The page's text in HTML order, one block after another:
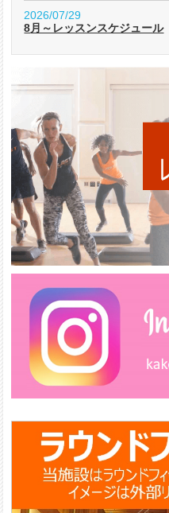
2026/07/29
8月～レッスンスケジュール